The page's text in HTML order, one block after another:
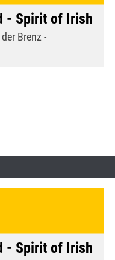
- Spirit of Irish
Brenz -
- Spirit of Irish